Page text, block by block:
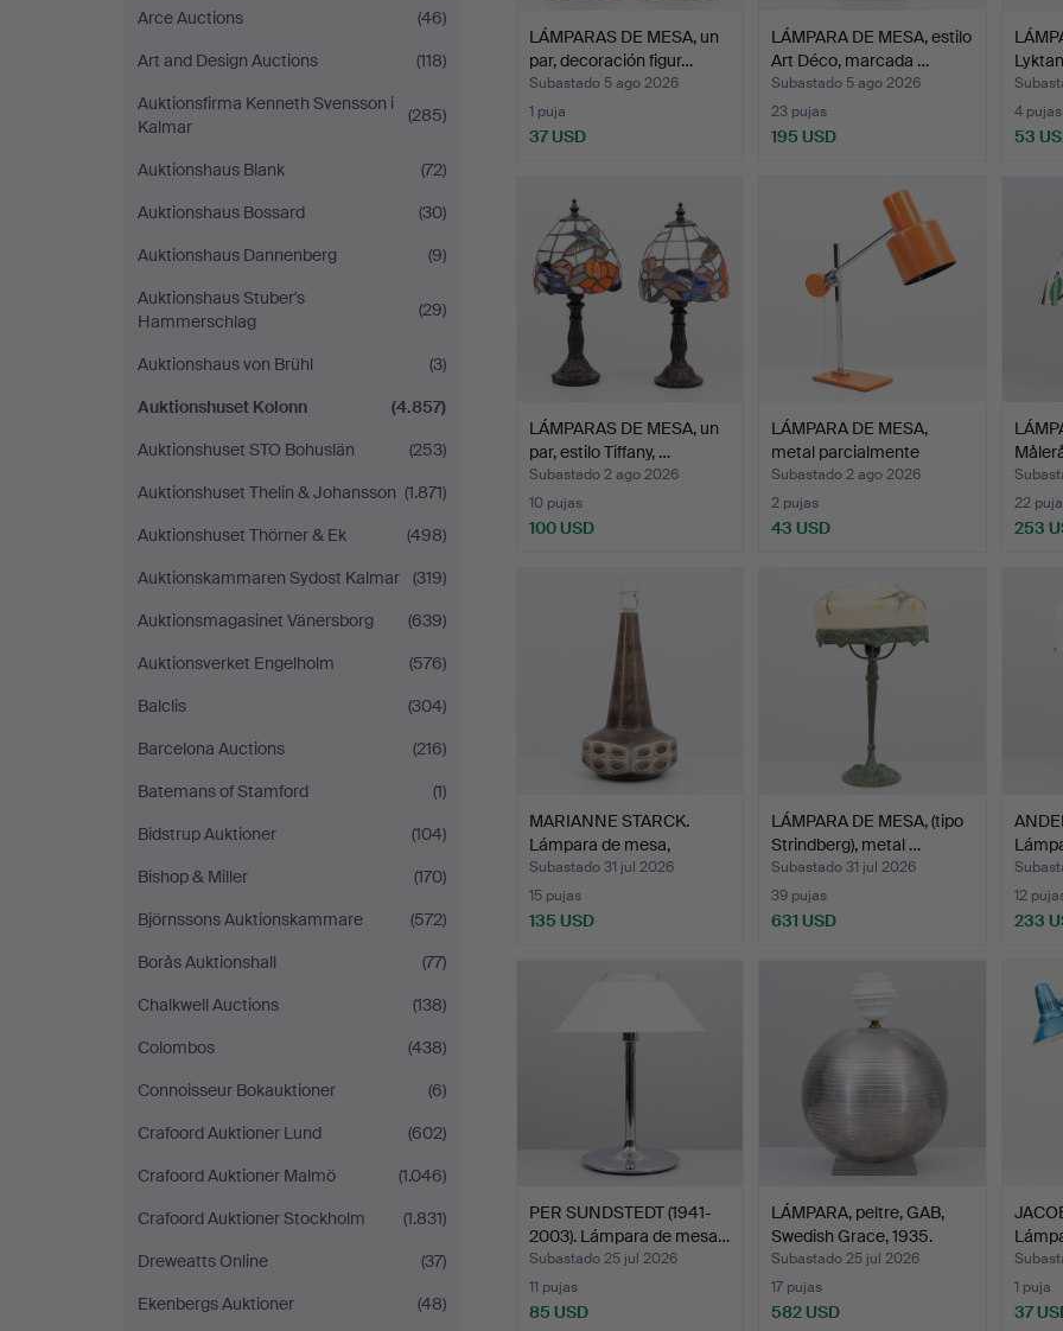
Arce Auctions
(46)
Art and Design Auctions
(118)
Auktionsfirma Kenneth Svensson i
Kalmar
(285)
Auktionshaus Blank
(72)
Auktionshaus Bossard
(30)
Auktionshaus Dannenberg
(9)
Auktionshaus Stuber's
Hammerschlag
(29)
Auktionshaus von Brühl
(3)
Auktionshuset Kolonn
(4.857)
Auktionshuset STO Bohuslän
(253)
Auktionshuset Thelin & Johansson (1.871)
Auktionshuset Thörner & Ek
(498)
Auktionskammaren Sydost Kalmar
(319)
Auktionsmagasinet Vänersborg
(639)
Auktionsverket Engelholm
(576)
Balclis
(304)
Barcelona Auctions
(216)
Batemans of Stamford
(1)
Bidstrup Auktioner
(104)
Bishop & Miller
(170)
Björnssons Auktionskammare
(572)
Borås Auktionshall
(77)
Chalkwell Auctions
(138)
Colombos
(438)
Connoisseur Bokauktioner
(6)
Crafoord Auktioner Lund
(602)
Crafoord Auktioner Malmö
(1.046)
Crafoord Auktioner Stockholm
(1.831)
Dreweatts Online
(37)
Ekenbergs Auktioner
(48)
LÁMPARAS DE MESA, un
par, decoración figur…
Subastado 5 ago 2026
1 puja
37 USD
LÁMPARA DE MESA, estilo
Art Déco, marcada …
Subastado 5 ago 2026
23 pujas
195 USD
pa…
4 pujas
53
LÁMPARAS DE MESA, un
par, estilo Tiffany, …
Subastado 2 ago 2026
10 pujas
100 USD
LÁMPARA DE MESA,
metal parcialmente
lacado…
Subastado 2 ago 2026
2 pujas
43 USD
22
253
MARIANNE STARCK.
Lámpara de mesa,
cerámica…
Subastado 31 jul 2026
15 pujas
135 USD
LÁMPARA DE MESA, (tipo
Strindberg), metal …
Subastado 31 jul 2026
39 pujas
631 USD
lac…
12
233
PER SUNDSTEDT (1941-
2003). Lámpara de mesa…
Subastado 25 jul 2026
11 pujas
85 USD
LÁMPARA, peltre, GAB,
Swedish Grace, 1935.
Subastado 25 jul 2026
17 pujas
582 USD
Lux…
1 puja
37